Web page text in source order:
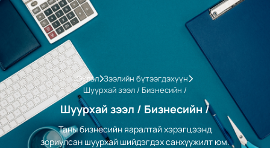
Эхлэл Зээлийн бүтээгдэхүүн
Шуурхай зээл / Бизнесийн /
Шуурхай зээл / Бизнесийн /
Таны бизнесийн яаралтай хэрэгцээнд
зориулсан шуурхай шийдэгдэх санхүүжилт юм.